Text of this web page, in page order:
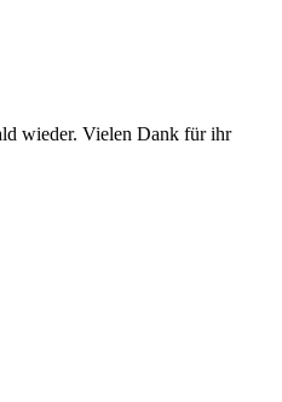
wieder. Vielen Dank für ihr